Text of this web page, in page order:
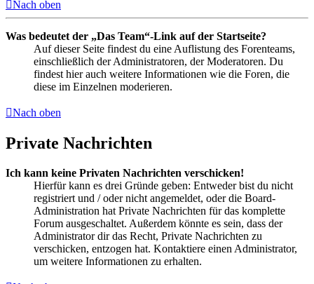
Nach oben
Was bedeutet der „Das Team“-Link auf der Startseite?
Auf dieser Seite findest du eine Auflistung des Forenteams,
einschließlich der Administratoren, der Moderatoren. Du
findest hier auch weitere Informationen wie die Foren, die
diese im Einzelnen moderieren.
Nach oben
Private Nachrichten
Ich kann keine Privaten Nachrichten verschicken!
Hierfür kann es drei Gründe geben: Entweder bist du nicht
registriert und / oder nicht angemeldet, oder die Board-
Administration hat Private Nachrichten für das komplette
Forum ausgeschaltet. Außerdem könnte es sein, dass der
Administrator dir das Recht, Private Nachrichten zu
verschicken, entzogen hat. Kontaktiere einen Administrator,
um weitere Informationen zu erhalten.